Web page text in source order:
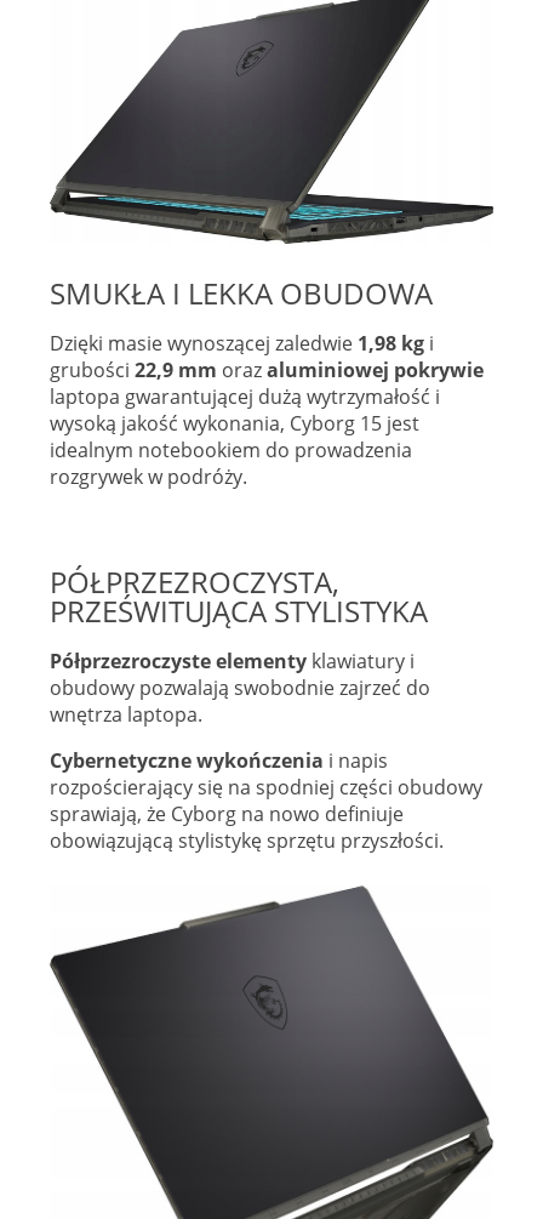
SMUKŁA I LEKKA OBUDOWA
Dzięki masie wynoszącej zaledwie 1,98 kg i
grubości 22,9 mm orazaluminiowej pokrywie
laptopa gwarantującej dużą wytrzymałość i
wysoką jakość wykonania, Cyborg 15 jest
idealnym notebookiem do prowadzenia
rozgrywek w podróży.
PÓŁPRZEZROCZYSTA,
PRZEŚWITUJĄCA STYLISTYKA
Półprzezroczyste elementy klawiatury i
obudowy pozwalają swobodnie zajrzeć do
wnętrza laptopa.
Cybernetyczne wykończenia i napis
rozpościerający się na spodniej części obudowy
sprawiają, że Cyborg na nowo definiuje
obowiązującą stylistykę sprzętu przyszłości.